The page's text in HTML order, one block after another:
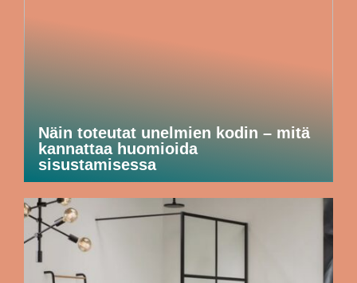
Näin toteutat unelmien kodin – mitä
kannattaa huomioida
sisustamisessa